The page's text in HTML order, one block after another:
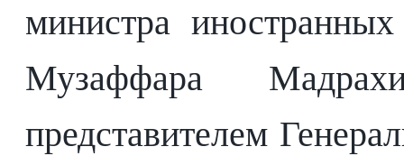
министра
Музаффара
представителем